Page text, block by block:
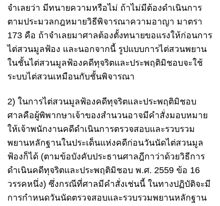
จำเลยว่า มีทนายความหรือไม่ ถ้าไม่มีต้องดำเนินการ
ตามประมวลกฎหมายวิธีพิจารณาความอาญา มาตรา
173 คือ ถ้าจำเลยมาศาลต้องตั้งทนายขอแรงให้ก่อนการ
ไต่สวนมูลฟ้อง และนอกจากนี้ รูปแบบการไต่สวนพยาน
ในชั้นไต่สวนมูลฟ้องคดีทุจริตและประพฤติมิชอบจะใช้
ระบบไต่สวนเหมือนกับชั้นพิจารณา
2) ในการไต่สวนมูลฟ้องคดีทุจริตและประพฤติมิชอบ
ศาลคือผู้พิพากษาเจ้าของสำนวนอาจมีคำสั่งมอบหมาย
ให้เจ้าพนักงานคดีดำเนินการตรวจสอบและรวบรวม
พยานหลักฐานในประเด็นแห่งคดีก่อนวันนัดไต่สวนมูล
ฟ้องก็ได้ (ตามข้อบังคับประธานศาลฎีกาว่าด้วยวิธีการ
ดำเนินคดีทุจริตและประพฤติมิชอบ พ.ศ. 2559 ข้อ 16
วรรคหนึ่ง) ซึ่งกรณีที่ศาลมีคำสั่งเช่นนี้ ในทางปฏิบัติจะมี
การกำหนดวันนัดตรวจสอบและรวบรวมพยานหลักฐาน